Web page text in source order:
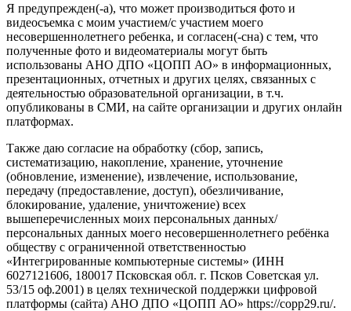
Я предупрежден(-а), что может производиться фото и
видеосъемка с моим участием/с участием моего
несовершеннолетнего ребенка, и согласен(-сна) с тем, что
полученные фото и видеоматериалы могут быть
использованы АНО ДПО «ЦОПП АО» в информационных,
презентационных, отчетных и других целях, связанных с
деятельностью образовательной организации, в т.ч.
опубликованы в СМИ, на сайте организации и других онлайн
платформах.
Также даю согласие на обработку (сбор, запись,
систематизацию, накопление, хранение, уточнение
(обновление, изменение), извлечение, использование,
передачу (предоставление, доступ), обезличивание,
блокирование, удаление, уничтожение) всех
вышеперечисленных моих персональных данных/
персональных данных моего несовершеннолетнего ребёнка
обществу с ограниченной ответственностью
«Интегрированные компьютерные системы» (ИНН
6027121606, 180017 Псковская обл. г. Псков Советская ул.
53/15 оф.2001) в целях технической поддержки цифровой
платформы (сайта) АНО ДПО «ЦОПП АО» https://copp29.ru/.